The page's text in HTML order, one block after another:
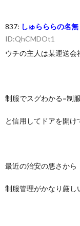
いきなり円高 (7/
【セール】Apple
可愛い彼女が部
(7/30)
Powered by livedoor
837: しゅらららの名
ID:QhCMDOt1
ウチの主人は某運送会
制服でスグわかる=制
と信用してドアを開け
最近の治安の悪さから
制服管理がかなり厳し